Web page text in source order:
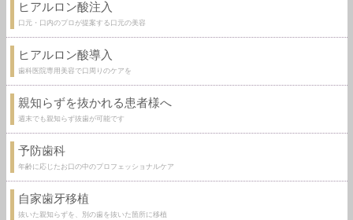
ヒアルロン酸注入
口元・口内のプロが提案する口元の美容
ヒアルロン酸導入
歯科医院専用美容で口周りのケアを
親知らずを抜かれる患者様へ
週末でも親知らず抜歯が可能です
予防歯科
年齢に応じたお口の中のプロフェッショナルケア
自家歯牙移植
抜いた親知らずを、別の歯を抜いた箇所に移植